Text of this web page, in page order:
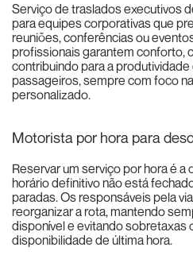
Serviço de traslados executivos
para equipes corporativas que
reuniões, conferências ou
profissionais garantem conforto,
contribuindo para a
passageiros, sempre com foco
personalizado.
Motorista por hora para
Reservar um serviço por hora é
horário definitivo não está
paradas. Os responsáveis pela
reorganizar a rota, mantendo
disponível e evitando sobretaxas
disponibilidade de última hora.